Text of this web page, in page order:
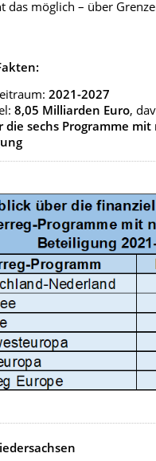
das möglich – über
2021-2027
8,05 Milliarden Euro,
die sechs Programme